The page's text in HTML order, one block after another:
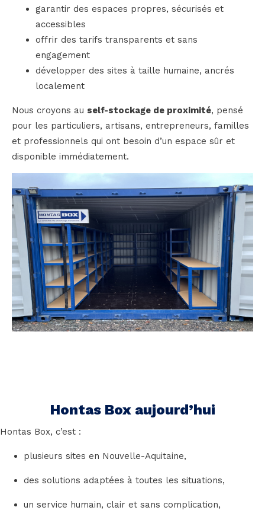
garantir des espaces propres, sécurisés et
accessibles
offrir des tarifs transparents et sans
engagement
développer des sites à taille humaine, ancrés
localement
Nous croyons au self-stockage de proximité, pensé
pour les particuliers, artisans, entrepreneurs, familles
et professionnels qui ont besoin d’un espace sûr et
disponible immédiatement.
Hontas Box aujourd’hui
Hontas Box, c’est :
plusieurs sites en Nouvelle-Aquitaine,
des solutions adaptées à toutes les situations,
un service humain, clair et sans complication,